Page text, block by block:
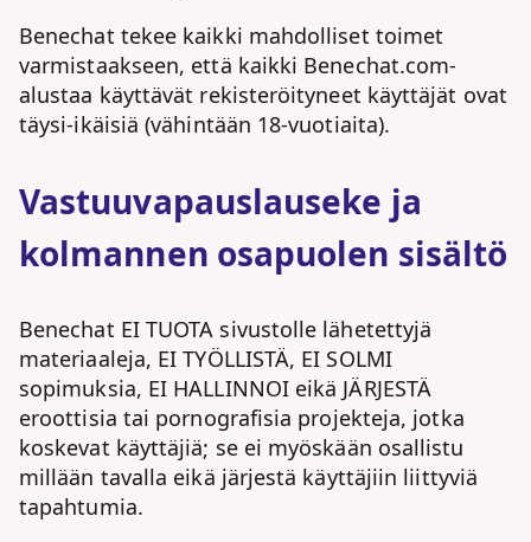
Benechat tekee kaikki mahdolliset toimet
varmistaakseen, että kaikki Benechat.com-
alustaa käyttävät rekisteröityneet käyttäjät ovat
täysi-ikäisiä (vähintään 18-vuotiaita).
Vastuuvapauslauseke ja
kolmannen osapuolen sisältö
Benechat EI TUOTA sivustolle lähetettyjä
materiaaleja, EI TYÖLLISTÄ, EI SOLMI
sopimuksia, EI HALLINNOI eikä JÄRJESTÄ
eroottisia tai pornografisia projekteja, jotka
koskevat käyttäjiä; se ei myöskään osallistu
millään tavalla eikä järjestä käyttäjiin liittyviä
tapahtumia.